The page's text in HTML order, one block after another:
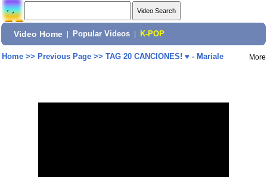
Video Home Popular Videos K-POP
Home>> Previous Page>> TAG 20 CANCIONES! ♥ - Mariale More